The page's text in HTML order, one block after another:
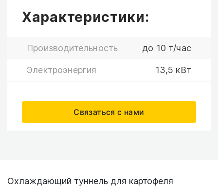
Характеристики:
Производительность до 10 т/час
Электроэнергия 13,5 кВт
Связаться с нами
Охлаждающий туннель для картофеля